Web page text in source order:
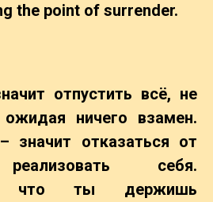
the point of surrender.
отпустить всё, не
ничего взамен.
значит отказаться от
себя.
что ты держишь